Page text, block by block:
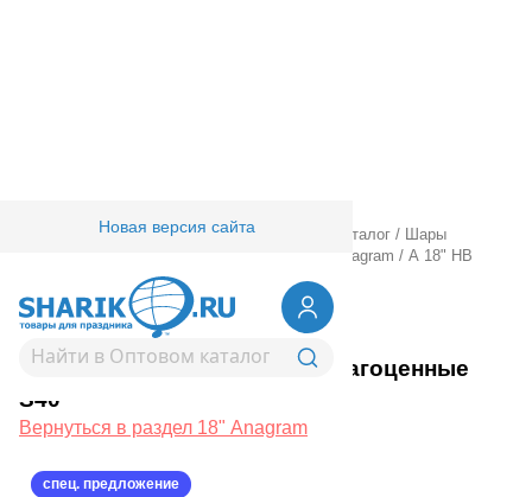
Новая версия сайта
Товары для праздника/ Оптовый каталог /
Шары
18" Anagram / А 18" HB
Камни драгоценные S40
1202-4178А 18" HB Камни драгоценные
S40
Вернуться в раздел 18" Anagram
спец. предложение